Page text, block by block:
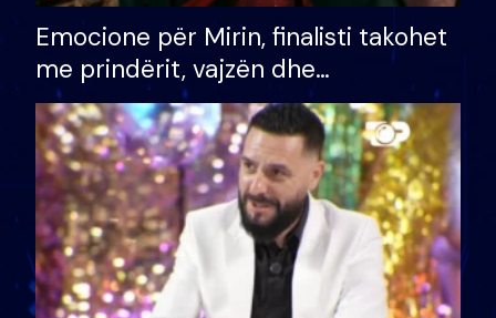
Emocione për Mirin, finalisti takohet
me prindërit, vajzën dhe
bashkëshorten: S’kemi ndonjë letër
divorci apo jo?